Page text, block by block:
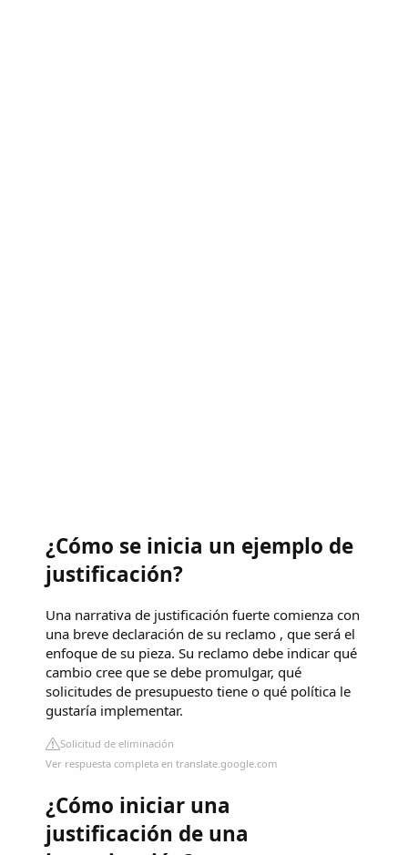
¿Cómo se inicia un ejemplo de
justificación?
Una narrativa de justificación fuerte comienza con
una breve declaración de su reclamo , que será el
enfoque de su pieza. Su reclamo debe indicar qué
cambio cree que se debe promulgar, qué
solicitudes de presupuesto tiene o qué política le
gustaría implementar.
Solicitud de eliminación
Ver respuesta completa en translate.google.com
¿Cómo iniciar una
justificación de una